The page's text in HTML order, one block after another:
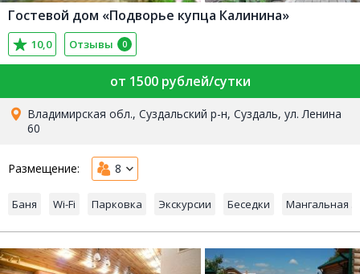
Гостевой дом «Подворье купца Калинина»
10,0 Отзывы 0
от 1500 рублей/сутки
Владимирская обл., Суздальский р-н, Суздаль, ул. Ленина
60
Размещение: 8
Баня Wi-Fi Парковка Экскурсии Беседки Мангальная